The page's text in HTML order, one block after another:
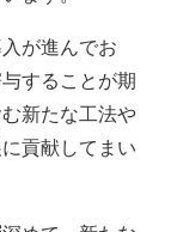
が進んでお
することが期
新たな工法や
貢献してまい